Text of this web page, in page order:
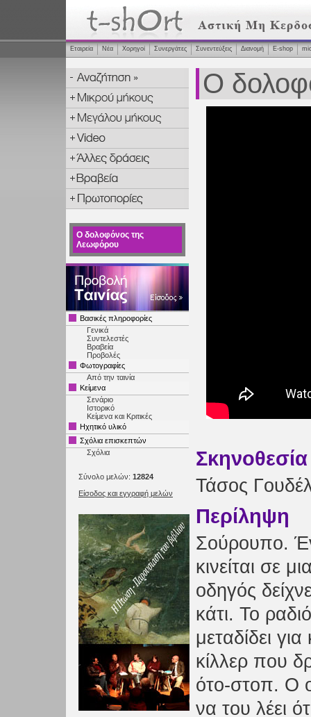
Εταιρεία Νέα Χορηγοί Συνεργάτες Συνεντεύξεις Διανομή Ε-shop
Ο δολοφόνος της
Λεωφόρου
Βασικές πληροφορίες
Γενικά
Συντελεστές
Βραβεία
Προβολές
Φωτογραφίες
Από την ταινία
Κείμενα
Σενάριο
Ιστορικό
Κείμενα και Κριτικές
Ηχητικό υλικό
Σχόλια επισκεπτών
Σχόλια
Σύνολο μελών: 12824
Είσοδος και εγγραφή μελών
Ο
Σκηνοθεσία
Τάσος
Περίληψη
Σούρουπο.
κινείται σε
οδηγός
κάτι. Το
μεταδίδει
κίλλερ που
ότο-στοπ. Ο
να του λέει